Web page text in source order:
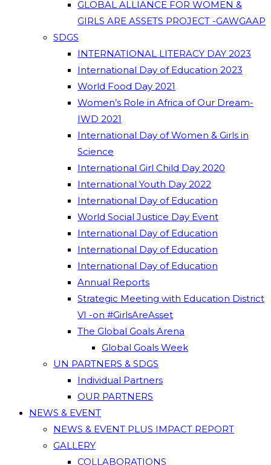
GLOBAL ALLIANCE FOR WOMEN &
GIRLS ARE ASSETS PROJECT -GAWGAAP
SDGS
INTERNATIONAL LITERACY DAY 2023
International Day of Education 2023
World Food Day 2021
Women’s Role in Africa of Our Dream-
IWD 2021
International Day of Women & Girls in
Science
International Girl Child Day 2020
International Youth Day 2022
International Day of Education
World Social Justice Day Event
International Day of Education
International Day of Education
International Day of Education
Annual Reports
Strategic Meeting with Education District
VI -on #GirlsAreAsset
The Global Goals Arena
Global Goals Week
UN PARTNERS & SDGS
Individual Partners
OUR PARTNERS
NEWS & EVENT
NEWS & EVENT PLUS IMPACT REPORT
GALLERY
COLLABORATIONS